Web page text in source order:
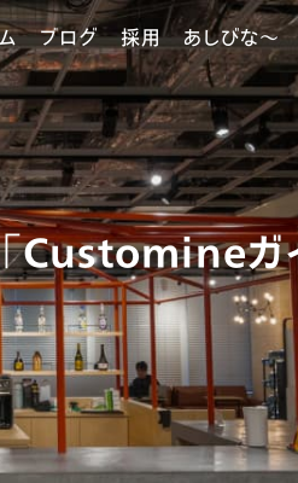
ブログ 採用 あしびな〜
ガ